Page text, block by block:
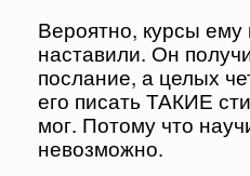
Вероятно, курсы ему
наставили. Он
послание, а целых
его писать ТАКИЕ
мог. Потому что
невозможно.